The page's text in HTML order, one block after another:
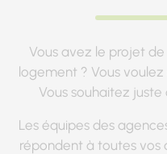
Vous avez le projet
logement ? Vous
Vous souhaitez
Les équipes des
répondent à toutes vos